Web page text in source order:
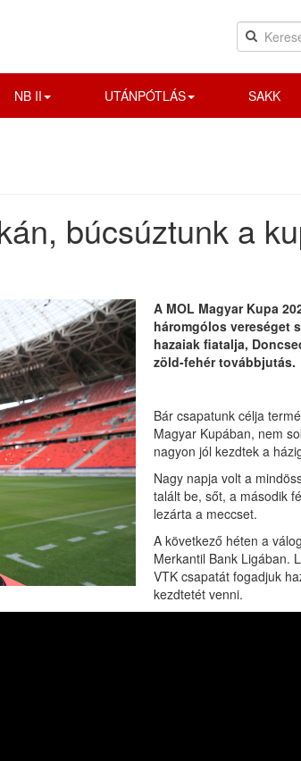
NB II UTÁNPÓTLÁS SAKK
búcsúztunk a
A MOL Magyar Kupa
háromgólos vereséget
hazaiak fiatalja,
zöld-fehér továbbjutás.
Bár csapatunk célja
Magyar Kupában, nem
nagyon jól kezdtek a
Nagy napja volt a
talált be, sőt, a második
lezárta a meccset.
A következő héten a
Merkantil Bank Ligában.
VTK csapatát fogadjuk
kezdtetét venni.